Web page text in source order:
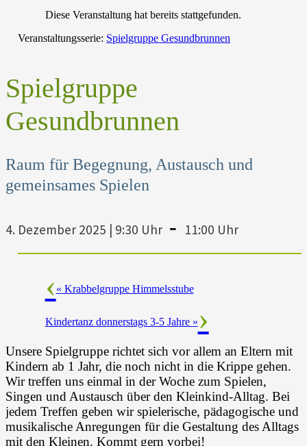
Diese Veranstaltung hat bereits stattgefunden.
Veranstaltungsserie: Spielgruppe Gesundbrunnen
Spielgruppe
Gesundbrunnen
Raum für Begegnung, Austausch und
gemeinsames Spielen
4. Dezember 2025 | 9:30 Uhr - 11:00 Uhr
« Krabbelgruppe Himmelsstube
Kindertanz donnerstags 3-5 Jahre »
Unsere Spielgruppe richtet sich vor allem an Eltern mit
Kindern ab 1 Jahr, die noch nicht in die Krippe gehen.
Wir treffen uns einmal in der Woche zum Spielen,
Singen und Austausch über den Kleinkind-Alltag. Bei
jedem Treffen geben wir spielerische, pädagogische und
musikalische Anregungen für die Gestaltung des Alltags
mit den Kleinen. Kommt gern vorbei!